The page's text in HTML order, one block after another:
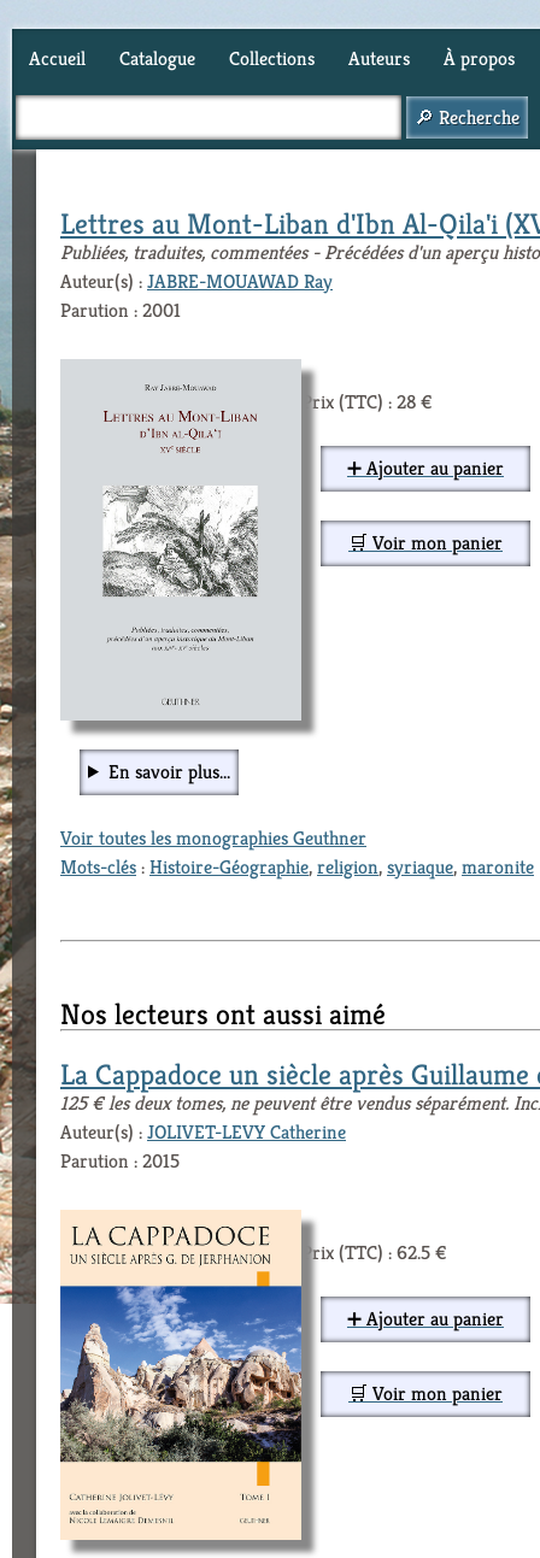
Accueil Catalogue Collections Auteurs À propos
Lettres au Mont-Liban d'Ibn Al-Qila'i
Publiées, traduites, commentées - Précédées d'un aperçu
Auteur(s) :JABRE-MOUAWAD Ray
Parution : 2001
Prix (TTC) : 28 €
➕ Ajouter au panier
🛒 Voir mon panier
En savoir plus...
Voir toutes les monographies Geuthner
Mots-clés:Histoire-Géographie,religion,syriaque,maronite
Nos lecteurs ont aussi aimé
La Cappadoce un siècle après
125 € les deux tomes, ne peuvent être vendus séparément.
Auteur(s) :JOLIVET-LEVY Catherine
Parution : 2015
Prix (TTC) : 62.5 €
➕ Ajouter au panier
🛒 Voir mon panier